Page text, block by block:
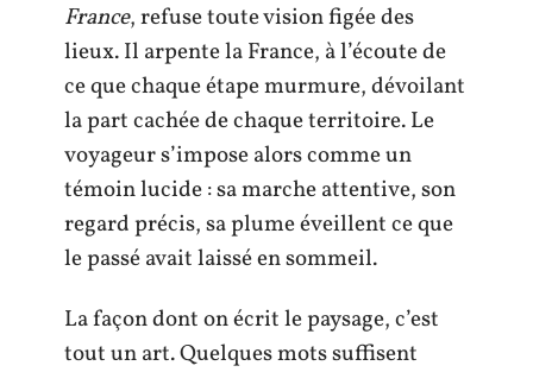
France, refuse toute vision figée des
lieux. Il arpente la France, à l’écoute de
ce que chaque étape murmure, dévoilant
la part cachée de chaque territoire. Le
voyageur s’impose alors comme un
témoin lucide : sa marche attentive, son
regard précis, sa plume éveillent ce que
le passé avait laissé en sommeil.
La façon dont on écrit le paysage, c’est
tout un art. Quelques mots suffisent